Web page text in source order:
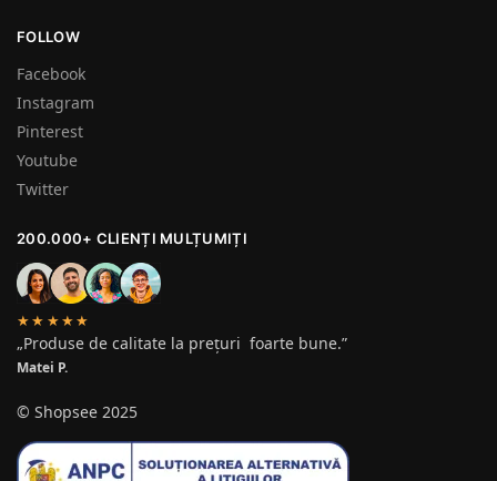
FOLLOW
Facebook
Instagram
Pinterest
Youtube
Twitter
200.000+ CLIENȚI MULȚUMIȚI
★★★★★
„Produse de calitate la prețuri foarte bune.”
Matei P.
© Shopsee 2025